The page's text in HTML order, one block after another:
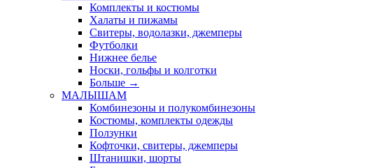
Комплекты и костюмы
Халаты и пижамы
Свитеры, водолазки, джемперы
Футболки
Нижнее белье
Носки, гольфы и колготки
Больше →
МАЛЫШАМ
Комбинезоны и полукомбинезоны
Костюмы, комплекты одежды
Ползунки
Кофточки, свитеры, джемперы
Штанишки, шорты